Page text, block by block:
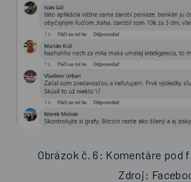
Obrázok č. 6: Komentáre pod
Zdroj: